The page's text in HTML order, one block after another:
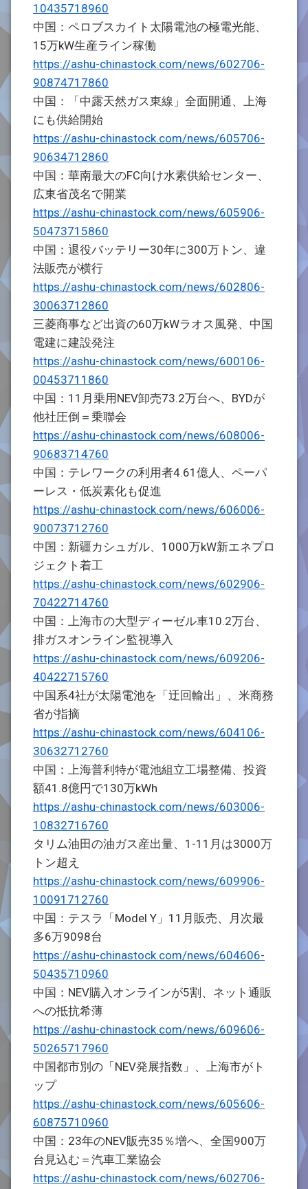
10435718960
中国：ペロブスカイト太陽電池の極電光能、
15万kW生産ライン稼働
https://ashu-chinastock.com/news/602706-
90874717860
中国：「中露天然ガス東線」全面開通、上海
にも供給開始
https://ashu-chinastock.com/news/605706-
90634712860
中国：華南最大のFC向け水素供給センター、
広東省茂名で開業
https://ashu-chinastock.com/news/605906-
50473715860
中国：退役バッテリー30年に300万トン、違
法販売が横行
https://ashu-chinastock.com/news/602806-
30063712860
三菱商事など出資の60万kWラオス風発、中国
電建に建設発注
https://ashu-chinastock.com/news/600106-
00453711860
中国：11月乗用NEV卸売73.2万台へ、BYDが
他社圧倒＝乗聯会
https://ashu-chinastock.com/news/608006-
90683714760
中国：テレワークの利用者4.61億人、ペーパ
ーレス・低炭素化も促進
https://ashu-chinastock.com/news/606006-
90073712760
中国：新疆カシュガル、1000万kW新エネプロ
ジェクト着工
https://ashu-chinastock.com/news/602906-
70422714760
中国：上海市の大型ディーゼル車10.2万台、
排ガスオンライン監視導入
https://ashu-chinastock.com/news/609206-
40422715760
中国系4社が太陽電池を「迂回輸出」、米商務
省が指摘
https://ashu-chinastock.com/news/604106-
30632712760
中国：上海普利特が電池組立工場整備、投資
額41.8億円で130万kWh
https://ashu-chinastock.com/news/603006-
10832716760
タリム油田の油ガス産出量、1-11月は3000万
トン超え
https://ashu-chinastock.com/news/609906-
10091712760
中国：テスラ「Model Y」11月販売、月次最
多6万9098台
https://ashu-chinastock.com/news/604606-
50435710960
中国：NEV購入オンラインが5割、ネット通販
への抵抗希薄
https://ashu-chinastock.com/news/609606-
50265717960
中国都市別の「NEV発展指数」、上海市がト
ップ
https://ashu-chinastock.com/news/605606-
60875710960
中国：23年のNEV販売35％増へ、全国900万
台見込む＝汽車工業協会
https://ashu-chinastock.com/news/602706-